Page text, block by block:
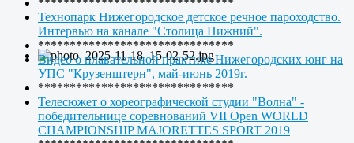
Технопарк Нижегородское детское речное пароходство.
Интервью на канале "Столица Нижний".
*******************************
Видео о плавательной практике Нижегородских юнг на
УПС "Крузенштерн", май-июнь 2019г.
*******************************
Телесюжет о хореографической студии "Волна" -
победительнице соревнований VII Open WORLD
CHAMPIONSHIP MAJORETTES SPORT 2019